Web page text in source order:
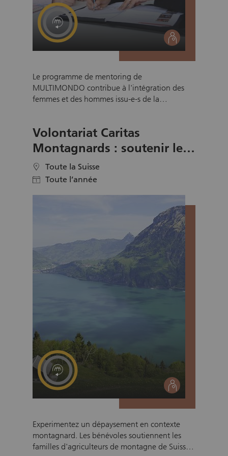
social
Le programme de mentoring de
MULTIMONDO contribue à l'intégration des
femmes et des hommes issu-e-s de la
complets, le mentoring améliore
l'employabilité des personnes concernées et
leur permet de faire usage de leurs ressources
sur le marché du travail. Accompagnez les
personnes issues de la migration dans leur
Volontariat Caritas
Montagnards : soutenir les
paysans de montagne
location Toute la Suisse
calendar Toute l’année
social
Experimentez un dépaysement en contexte
montagnard. Les bénévoles soutiennent les
familles d'agriculteurs de montagne de Suisse